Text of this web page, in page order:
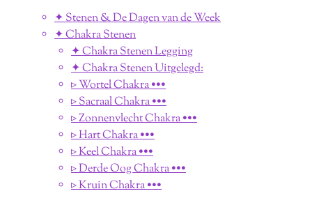
✦ Stenen & De Dagen van de Week
✦ Chakra Stenen
✦ Chakra Stenen Legging
✦ Chakra Stenen Uitgelegd:
▹ Wortel Chakra •••
▹ Sacraal Chakra •••
▹ Zonnenvlecht Chakra •••
▹ Hart Chakra •••
▹ Keel Chakra •••
▹ Derde Oog Chakra •••
▹ Kruin Chakra •••